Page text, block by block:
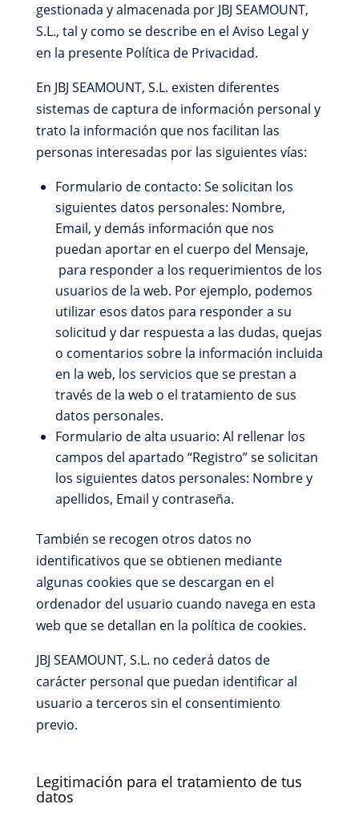
gestionada y almacenada por JBJ SEAMOUNT,
S.L., tal y como se describe en el Aviso Legal y
en la presente Política de Privacidad.
En JBJ SEAMOUNT, S.L. existen diferentes
sistemas de captura de información personal y
trato la información que nos facilitan las
personas interesadas por las siguientes vías:
Formulario de contacto: Se solicitan los
siguientes datos personales: Nombre,
Email, y demás información que nos
puedan aportar en el cuerpo del Mensaje,
para responder a los requerimientos de los
usuarios de la web. Por ejemplo, podemos
utilizar esos datos para responder a su
solicitud y dar respuesta a las dudas, quejas
o comentarios sobre la información incluida
en la web, los servicios que se prestan a
través de la web o el tratamiento de sus
datos personales.
Formulario de alta usuario: Al rellenar los
campos del apartado “Registro” se solicitan
los siguientes datos personales: Nombre y
apellidos, Email y contraseña.
También se recogen otros datos no
identificativos que se obtienen mediante
algunas cookies que se descargan en el
ordenador del usuario cuando navega en esta
web que se detallan en la política de cookies.
JBJ SEAMOUNT, S.L. no cederá datos de
carácter personal que puedan identificar al
usuario a terceros sin el consentimiento
previo.
Legitimación para el tratamiento de tus
datos